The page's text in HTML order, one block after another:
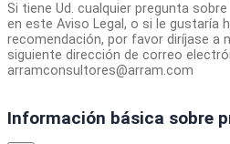
Si tiene Ud. cualquier pregunta
en este Aviso Legal, o si le gustaría
recomendación, por favor diríjase a
siguiente dirección de correo
arramconsultores@arram.com
Información básica sobre